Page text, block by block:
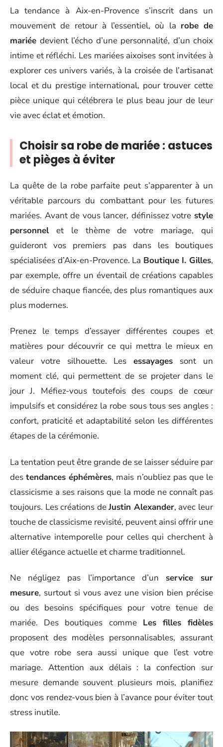
La tendance à Aix-en-Provence s’inscrit dans un
mouvement de retour à l’essentiel, où la robe de
mariée devient l’écho d’une personnalité, d’un choix
intime et réfléchi. Les mariées aixoises sont invitées à
explorer ces univers variés, à la croisée de l’artisanat
local et du prestige international, pour trouver cette
pièce unique qui célébrera le plus beau jour de leur
vie avec éclat et émotion.
Choisir sa robe de mariée : astuces
et pièges à éviter
La quête de la robe parfaite peut s’apparenter à un
véritable parcours du combattant pour les futures
mariées. Avant de vous lancer, définissez votre style
personnelet le thème de votre mariage, qui
guideront vos premiers pas dans les boutiques
spécialisées d’Aix-en-Provence. La Boutique I. Gilles,
par exemple, offre un éventail de créations capables
de séduire chaque fiancée, des plus romantiques aux
plus modernes.
Prenez le temps d’essayer différentes coupes et
matières pour découvrir ce qui mettra le mieux en
valeur votre silhouette. Lesessayages sont un
moment clé, qui permettent de se projeter dans le
jour J. Méfiez-vous toutefois des coups de cœur
impulsifs et considérez la robe sous tous ses angles :
confort, praticité et adaptabilité selon les différentes
étapes de la cérémonie.
La tentation peut être grande de se laisser séduire par
destendances éphémères, mais n’oubliez pas que le
classicisme a ses raisons que la mode ne connaît pas
toujours. Les créations deJustin Alexander, avec leur
touche de classicisme revisité, peuvent ainsi offrir une
alternative intemporelle pour celles qui cherchent à
allier élégance actuelle et charme traditionnel.
Ne négligez pas l’importance d’un service sur
mesure, surtout si vous avez une vision bien précise
ou des besoins spécifiques pour votre tenue de
mariée. Des boutiques comme Les filles fidèles
proposent des modèles personnalisables, assurant
que votre robe sera aussi unique que l’est votre
mariage. Attention aux délais : la confection sur
mesure demande souvent plusieurs mois, planifiez
donc vos rendez-vous bien à l’avance pour éviter tout
stress inutile.